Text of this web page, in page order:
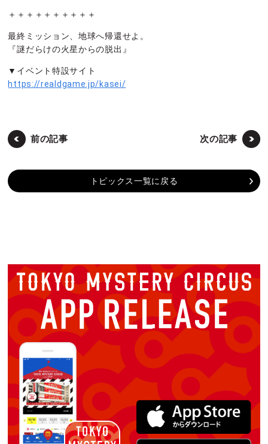
＋＋＋＋＋＋＋＋＋＋
最終ミッション、地球へ帰還せよ。
『謎だらけの火星からの脱出』
▼イベント特設サイト
https://realdgame.jp/kasei/
前の記事 次の記事
トピックス一覧に戻る